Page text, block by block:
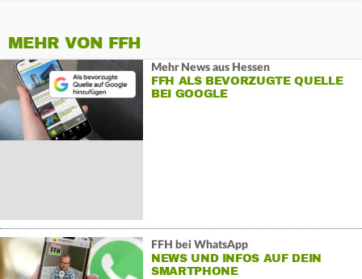
MEHR VON FFH
Mehr News aus Hessen
FFH ALS BEVORZUGTE QUELLE
BEI GOOGLE
FFH bei WhatsApp
NEWS UND INFOS AUF DEIN
SMARTPHONE